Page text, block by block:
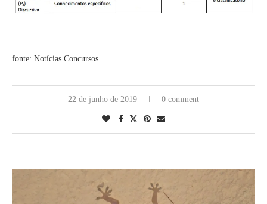
fonte: Notícias Concursos
22 de junho de 2019 0 comment